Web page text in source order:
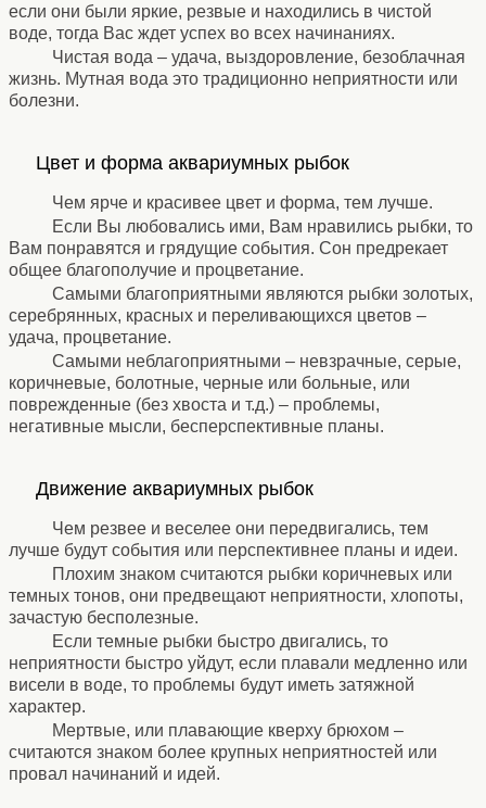
если они были яркие, резвые и находились в чистой
воде, тогда Вас ждет успех во всех начинаниях.
Чистая вода – удача, выздоровление, безоблачная
жизнь. Мутная вода это традиционно неприятности или
болезни.
Цвет и форма аквариумных рыбок
Чем ярче и красивее цвет и форма, тем лучше.
Если Вы любовались ими, Вам нравились рыбки, то
Вам понравятся и грядущие события. Сон предрекает
общее благополучие и процветание.
Самыми благоприятными являются рыбки золотых,
серебрянных, красных и переливающихся цветов –
удача, процветание.
Самыми неблагоприятными – невзрачные, серые,
коричневые, болотные, черные или больные, или
поврежденные (без хвоста и т.д.) – проблемы,
негативные мысли, бесперспективные планы.
Движение аквариумных рыбок
Чем резвее и веселее они передвигались, тем
лучше будут события или перспективнее планы и идеи.
Плохим знаком считаются рыбки коричневых или
темных тонов, они предвещают неприятности, хлопоты,
зачастую бесполезные.
Если темные рыбки быстро двигались, то
неприятности быстро уйдут, если плавали медленно или
висели в воде, то проблемы будут иметь затяжной
характер.
Мертвые, или плавающие кверху брюхом –
считаются знаком более крупных неприятностей или
провал начинаний и идей.